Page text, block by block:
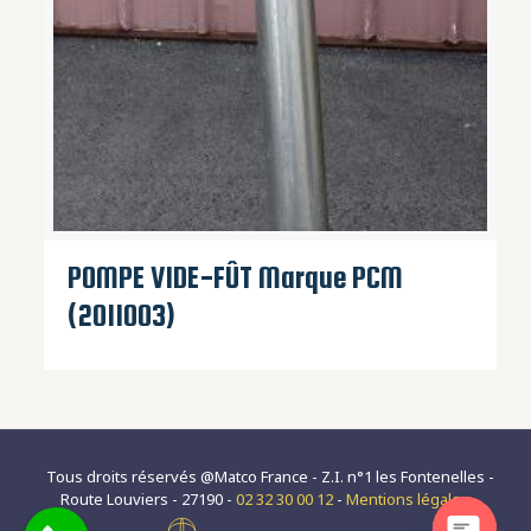
POMPE VIDE-FÛT Marque PCM
(2011003)
Tous droits réservés @Matco France - Z.I. n°1 les Fontenelles -
Route Louviers - 27190 -02 32 30 00 12 -Mentions légales-